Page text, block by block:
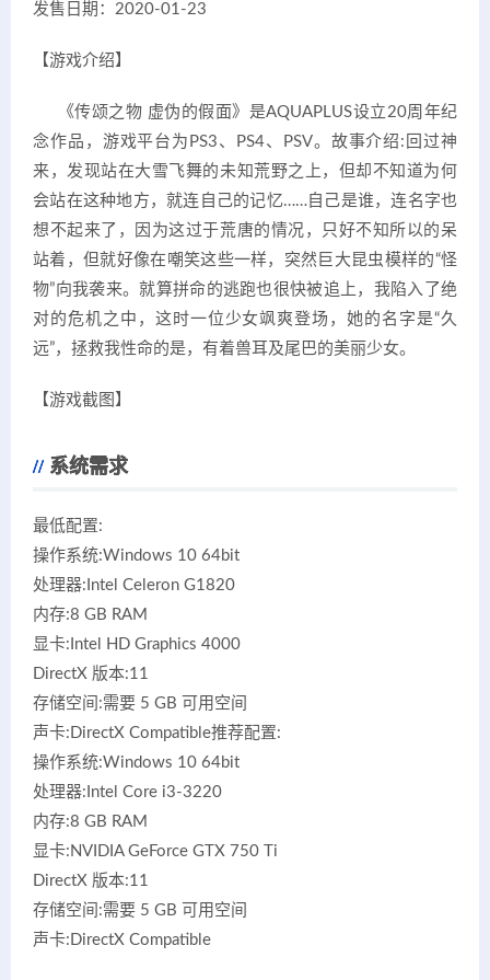
发售日期：2020-01-23
【游戏介绍】
《传颂之物 虚伪的假面》是AQUAPLUS设立20周年纪
念作品，游戏平台为PS3、PS4、PSV。故事介绍:回过神
来，发现站在大雪飞舞的未知荒野之上，但却不知道为何
会站在这种地方，就连自己的记忆……自己是谁，连名字也
想不起来了，因为这过于荒唐的情况，只好不知所以的呆
站着，但就好像在嘲笑这些一样，突然巨大昆虫模样的“怪
物”向我袭来。就算拼命的逃跑也很快被追上，我陷入了绝
对的危机之中，这时一位少女飒爽登场，她的名字是“久
远”，拯救我性命的是，有着兽耳及尾巴的美丽少女。
【游戏截图】
系统需求
最低配置:
操作系统:Windows 10 64bit
处理器:Intel Celeron G1820
内存:8 GB RAM
显卡:Intel HD Graphics 4000
DirectX 版本:11
存储空间:需要 5 GB 可用空间
声卡:DirectX Compatible推荐配置:
操作系统:Windows 10 64bit
处理器:Intel Core i3-3220
内存:8 GB RAM
显卡:NVIDIA GeForce GTX 750 Ti
DirectX 版本:11
存储空间:需要 5 GB 可用空间
声卡:DirectX Compatible